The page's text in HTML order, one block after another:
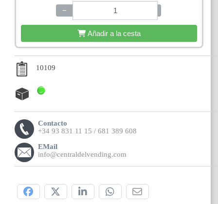
−
Añadir a la cesta
10109
Contacto
+34 93 831 11 15 / 681 389 608
EMail
info@centraldelvending.com